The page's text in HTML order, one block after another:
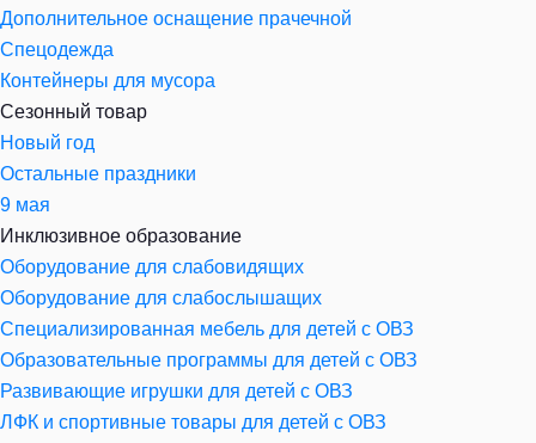
Дополнительное оснащение прачечной
Спецодежда
Контейнеры для мусора
Сезонный товар
Новый год
Остальные праздники
9 мая
Инклюзивное образование
Оборудование для слабовидящих
Оборудование для слабослышащих
Специализированная мебель для детей с ОВЗ
Образовательные программы для детей с ОВЗ
Развивающие игрушки для детей с ОВЗ
ЛФК и спортивные товары для детей с ОВЗ